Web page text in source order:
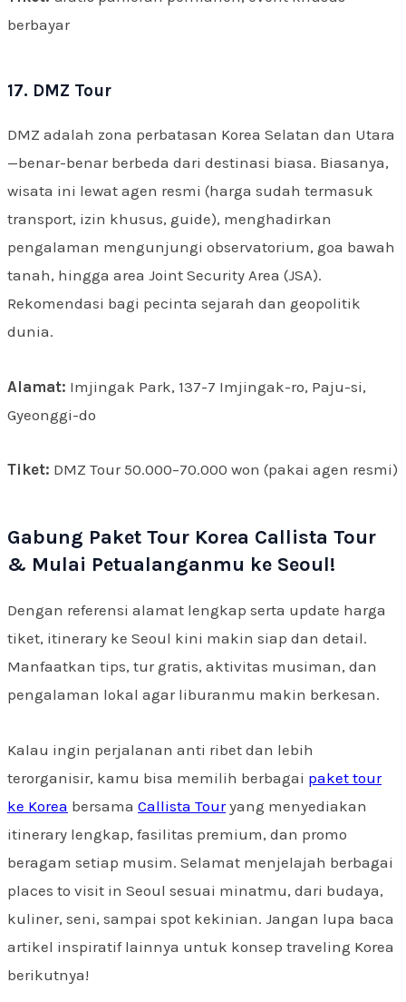
berbayar
17. DMZ Tour
DMZ adalah zona perbatasan Korea Selatan dan Utara
—benar-benar berbeda dari destinasi biasa. Biasanya,
wisata ini lewat agen resmi (harga sudah termasuk
transport, izin khusus, guide), menghadirkan
pengalaman mengunjungi observatorium, goa bawah
tanah, hingga area Joint Security Area (JSA).
Rekomendasi bagi pecinta sejarah dan geopolitik
dunia.
Alamat: Imjingak Park, 137-7 Imjingak-ro, Paju-si,
Gyeonggi-do
Tiket: DMZ Tour 50.000–70.000 won (pakai agen resmi)
Gabung Paket Tour Korea Callista Tour
& Mulai Petualanganmu ke Seoul!
Dengan referensi alamat lengkap serta update harga
tiket, itinerary ke Seoul kini makin siap dan detail.
Manfaatkan tips, tur gratis, aktivitas musiman, dan
pengalaman lokal agar liburanmu makin berkesan.
Kalau ingin perjalanan anti ribet dan lebih
terorganisir, kamu bisa memilih berbagai paket tour
ke Korea bersama Callista Touryang menyediakan
itinerary lengkap, fasilitas premium, dan promo
beragam setiap musim. Selamat menjelajah berbagai
places to visit in Seoul sesuai minatmu, dari budaya,
kuliner, seni, sampai spot kekinian. Jangan lupa baca
artikel inspiratif lainnya untuk konsep traveling Korea
berikutnya!